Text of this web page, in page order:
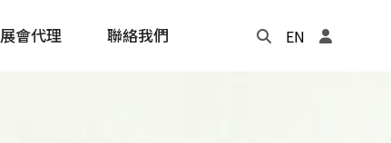
展會代理 聯絡我們 EN